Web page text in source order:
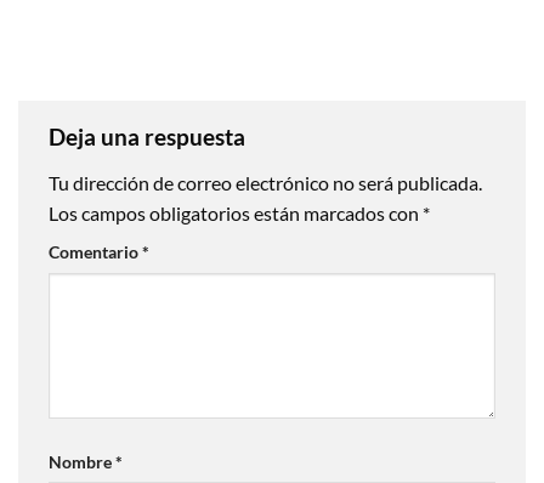
Deja una respuesta
Tu dirección de correo electrónico no será publicada.
Los campos obligatorios están marcados con *
Comentario*
Nombre*